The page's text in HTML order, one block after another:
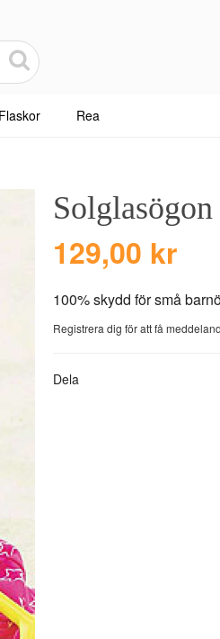
Rea
129,00 kr
100% skydd för små
Registrera dig för att få
Dela